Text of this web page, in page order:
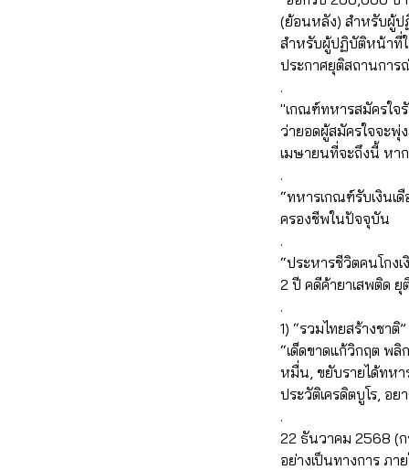
(ย้อนหลัง) สำหรับผู้ป
สำหรับผู้ปฏิบัติหน้าที่
ประกาศยุติสถานการ
.
"เกณฑ์ทหารสมัครใจ
ว่ายอดผู้สมัครใจจะพุ่
เมษายนที่จะถึงนี้ หาก
.
“ทหารเกณฑ์รับเงินเ
ครองชีพในปัจจุบัน
.
“ประหารชีวิตคนโกง
2 ปี คดีค้ายาเสพติด ยุ
.
1) “รวมไทยสร้างชา
“เด็ดขาดแก้วิกฤต พ
หมื่น, ขยับรายได้ทห
ประวัติเครดิตบูโร, อย
.
22 ธันวาคม 2568 (ก
อย่างเป็นทางการ ภ